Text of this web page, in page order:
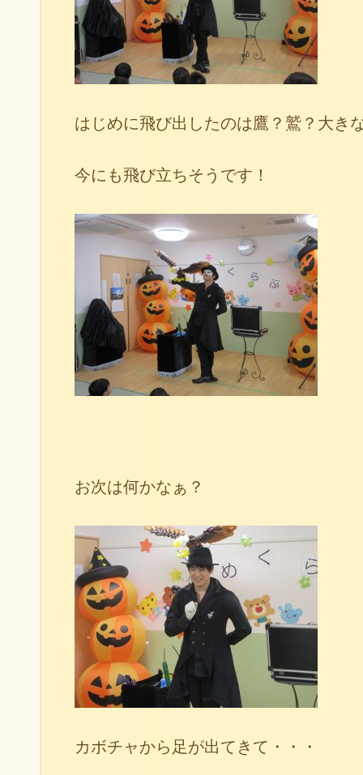
はじめに飛び出したのは鷹？鷲？大き
今にも飛び立ちそうです！
お次は何かなぁ？
カボチャから足が出てきて・・・